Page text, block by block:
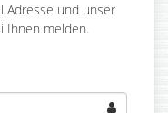
Adresse und unser
Ihnen melden.